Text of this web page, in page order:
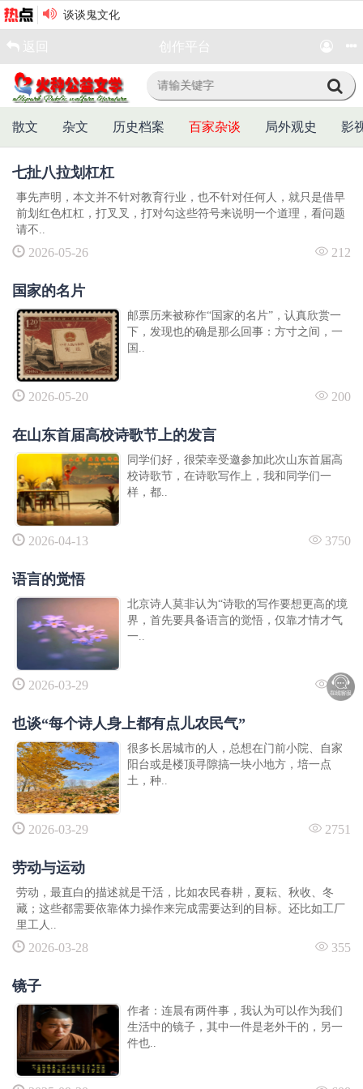
谈谈鬼文化
未来是多么美好
偏心
万物热烈，心静自凉
我家养的那只猫
挤时间多泡书香
張九紫微詩第二集
岁月不语，自渡安然
假如我是一名草根校长
田小娥倾诉（外一首）
七律•星火长赓•建党一百零五周年（组诗）
守心自暖，岁月生香
假如我是总裁
扁豆花开
蝉鸣如禅
那些丧权辱国的条约
矮子爬楼梯
不迎不拒，皆是风景
返回 创作平台
散文 杂文 历史档案 百家杂谈 局外观史 影
七扯八拉划杠杠
事先声明，本文并不针对教育行业，也不针对任何人，就只是借早
前划红色杠杠，打叉叉，打对勾这些符号来说明一个道理，看问题
请不..
2026-05-26 212
国家的名片
邮票历来被称作“国家的名片”，认真欣赏一
下，发现也的确是那么回事：方寸之间，一
国..
2026-05-20 200
在山东首届高校诗歌节上的发言
同学们好，很荣幸受邀参加此次山东首届高
校诗歌节，在诗歌写作上，我和同学们一
样，都..
2026-04-13 3750
语言的觉悟
北京诗人莫非认为“诗歌的写作要想更高的境
界，首先要具备语言的觉悟，仅靠才情才气
一..
2026-03-29 327
也谈“每个诗人身上都有点儿农民气”
很多长居城市的人，总想在门前小院、自家
阳台或是楼顶寻隙搞一块小地方，培一点
土，种..
2026-03-29 2751
劳动与运动
劳动，最直白的描述就是干活，比如农民春耕，夏耘、秋收、冬
藏；这些都需要依靠体力操作来完成需要达到的目标。还比如工厂
里工人..
2026-03-28 355
镜子
作者：连晨有两件事，我认为可以作为我们
生活中的镜子，其中一件是老外干的，另一
件也..